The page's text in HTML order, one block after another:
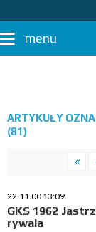
menu
ARTYKUŁY
(81)
22.11.00 13:09
GKS 1962
rywala